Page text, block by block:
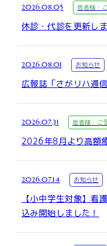
2026.08.05 患者様・
休診・代診を更新しま
2026.08.01 お知らせ
広報誌「さがリハ通
2026.07.31 患者様・ご
2026年8月より高額
2026.07.14 お知らせ
【小中学生対象】看
込み開始しました！